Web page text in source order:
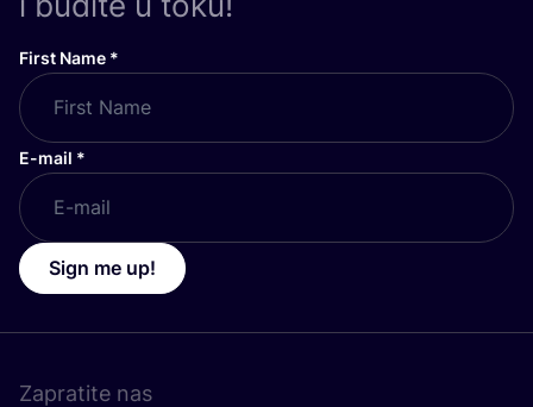
First Name *
E-mail *
Sign me up!
Zapratite nas